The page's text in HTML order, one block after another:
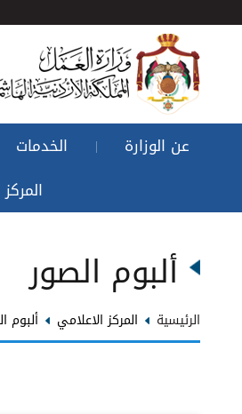
عن الوزارة | الخدمات
ألبوم الصور
الرئيسية المركز الاعلامي ألبوم